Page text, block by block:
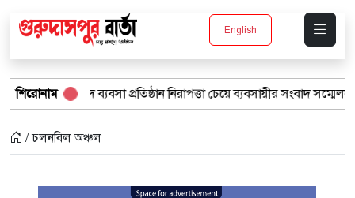
English
শিরোনাম
ব্যবসা প্রতিষ্ঠান নিরাপত্তা চেয়ে ব্যবসায়ীর সংবাদ সম্মেলন বর্ষার
/ চলনবিল অঞ্চল